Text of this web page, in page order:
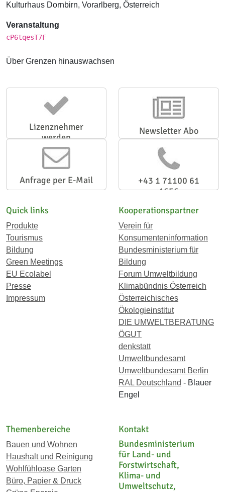
Kulturhaus Dornbirn, Vorarlberg, Österreich
Veranstaltung
cP6tqesT7F
Über Grenzen hinauswachsen
Lizenznehmer
werden
Newsletter Abo
Anfrage per E-Mail
+43 1 71100 61
1656
Quick links
Produkte
Tourismus
Bildung
Green Meetings
EU Ecolabel
Presse
Impressum
Kooperationspartner
Verein für
Konsumenteninformation
Bundesministerium für
Bildung
Forum Umweltbildung
Klimabündnis Österreich
Österreichisches
Ökologieinstitut
DIE UMWELTBERATUNG
ÖGUT
denkstatt
Umweltbundesamt
Umweltbundesamt Berlin
RAL Deutschland - Blauer
Engel
Themenbereiche
Bauen und Wohnen
Haushalt und Reinigung
Wohlfühloase Garten
Büro, Papier & Druck
Kontakt
Bundesministerium
für Land- und
Forstwirtschaft,
Klima- und
Umweltschutz,